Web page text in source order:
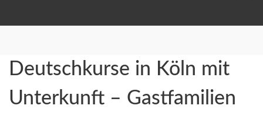
Deutschkurse in Köln mit
Unterkunft – Gastfamilien